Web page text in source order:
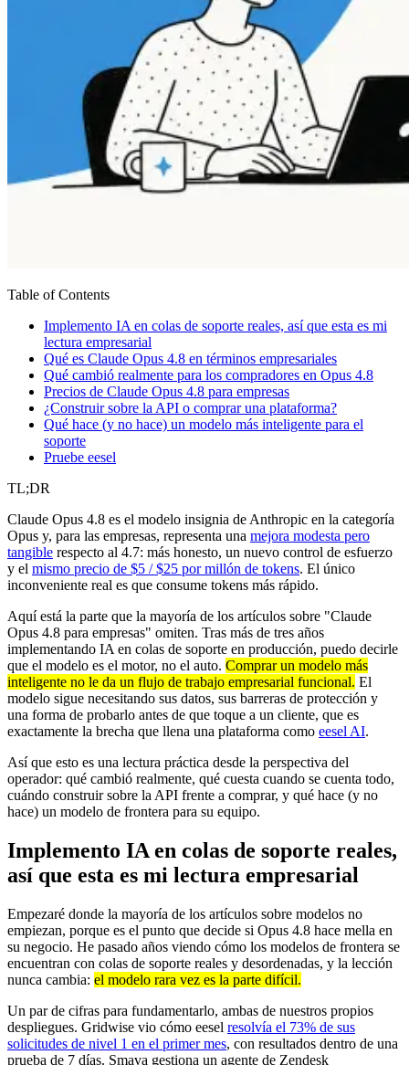
Table of Contents
Implemento IA en colas de soporte reales, así que esta es mi
lectura empresarial
Qué es Claude Opus 4.8 en términos empresariales
Qué cambió realmente para los compradores en Opus 4.8
Precios de Claude Opus 4.8 para empresas
¿Construir sobre la API o comprar una plataforma?
Qué hace (y no hace) un modelo más inteligente para el
soporte
Pruebe eesel
TL;DR
Claude Opus 4.8 es el modelo insignia de Anthropic en la categoría
Opus y, para las empresas, representa una mejora modesta pero
tangible respecto al 4.7: más honesto, un nuevo control de esfuerzo
y el mismo precio de $5 / $25 por millón de tokens. El único
inconveniente real es que consume tokens más rápido.
Aquí está la parte que la mayoría de los artículos sobre "Claude
Opus 4.8 para empresas" omiten. Tras más de tres años
implementando IA en colas de soporte en producción, puedo decirle
que el modelo es el motor, no el auto. Comprar un modelo más
inteligente no le da un flujo de trabajo empresarial funcional. El
modelo sigue necesitando sus datos, sus barreras de protección y
una forma de probarlo antes de que toque a un cliente, que es
exactamente la brecha que llena una plataforma como eesel AI.
Así que esto es una lectura práctica desde la perspectiva del
operador: qué cambió realmente, qué cuesta cuando se cuenta todo,
cuándo construir sobre la API frente a comprar, y qué hace (y no
hace) un modelo de frontera para su equipo.
Implemento IA en colas de soporte reales,
así que esta es mi lectura empresarial
Empezaré donde la mayoría de los artículos sobre modelos no
empiezan, porque es el punto que decide si Opus 4.8 hace mella en
su negocio. He pasado años viendo cómo los modelos de frontera se
encuentran con colas de soporte reales y desordenadas, y la lección
nunca cambia: el modelo rara vez es la parte difícil.
Un par de cifras para fundamentarlo, ambas de nuestros propios
despliegues. Gridwise vio cómo eesel resolvía el 73% de sus
solicitudes de nivel 1 en el primer mes, con resultados dentro de una
prueba de 7 días. Smava gestiona un agente de Zendesk